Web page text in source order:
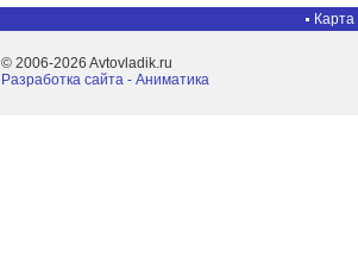
Карта
© 2006-2026 Avtovladik.ru
Разработка сайта - Aниматика